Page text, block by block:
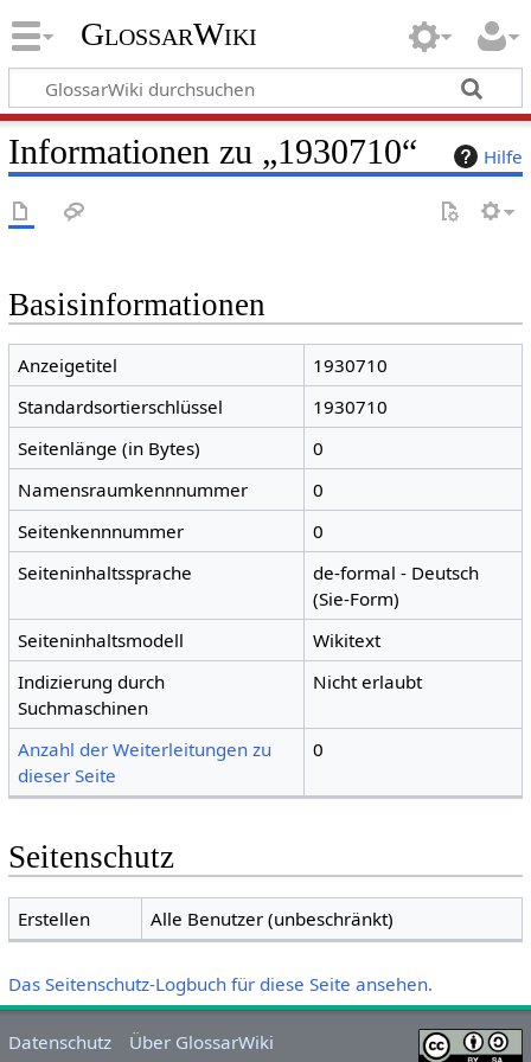
GlossarWiki
Hilfe
Informationen zu „1930710“
Basisinformationen
Anzeigetitel
1930710
Standardsortierschlüssel
1930710
Seitenlänge (in Bytes)
0
Namensraumkennnummer
0
Seitenkennnummer
0
Seiteninhaltssprache
de-formal - Deutsch
(Sie-Form)
Seiteninhaltsmodell
Wikitext
Indizierung durch
Suchmaschinen
Nicht erlaubt
Anzahl der Weiterleitungen zu
dieser Seite
0
Seitenschutz
Erstellen Alle Benutzer (unbeschränkt)
Das Seitenschutz-Logbuch für diese Seite ansehen.
Datenschutz
Über GlossarWiki